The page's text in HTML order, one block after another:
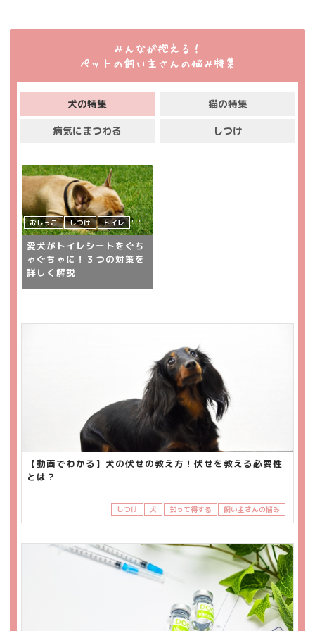
みんなが抱える！
ペットの飼い主さんの悩み特集
犬の特集
猫の特集
病気にまつわる
しつけ
愛犬がトイレシートをぐち
ゃぐちゃに！３つの対策を
詳しく解説
おしっこ しつけ トイレ 犬
【動画でわかる】犬の伏せの教え方！伏せを教える必要性
とは？
しつけ 犬 知って得する 飼い主さんの悩み